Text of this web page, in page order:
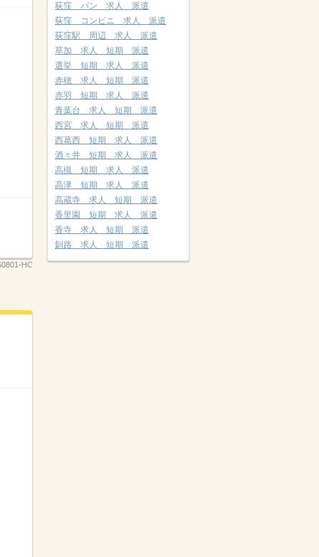
HC
荻窪 パン 求人 派遣
荻窪 コンビニ 求人 派遣
荻窪駅 周辺 求人 派遣
草加 求人 短期 派遣
選挙 短期 求人 派遣
赤穂 求人 短期 派遣
赤羽 短期 求人 派遣
青葉台 求人 短期 派遣
西宮 求人 短期 派遣
西葛西 短期 求人 派遣
酒々井 短期 求人 派遣
高槻 短期 求人 派遣
高津 短期 求人 派遣
高蔵寺 求人 短期 派遣
香里園 短期 求人 派遣
香寺 求人 短期 派遣
釧路 求人 短期 派遣